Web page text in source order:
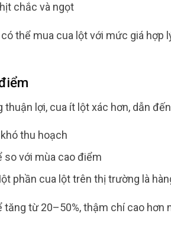
chắc và ngọt
thể mua cua lột với mức giá
lợi, cua ít lột xác hơn, dẫn
thu hoạch
so với mùa cao điểm
phần cua lột trên thị trường là
tăng từ 20–50%, thậm chí cao